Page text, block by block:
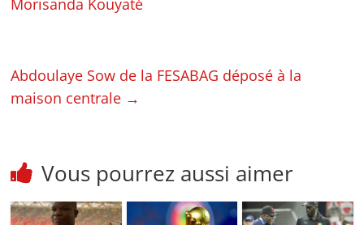
Abdoulaye Sow de la FESABAG déposé à la
maison centrale →
Vous pourrez aussi aimer